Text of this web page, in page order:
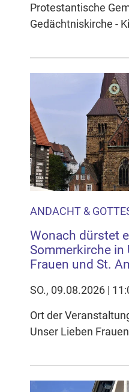
Protestantische
Gedächtniskirche -
ANDACHT &
Wonach dürstet
Sommerkirche in
Frauen und St.
SO., 09.08.2026 |
Ort der
Unser Lieben